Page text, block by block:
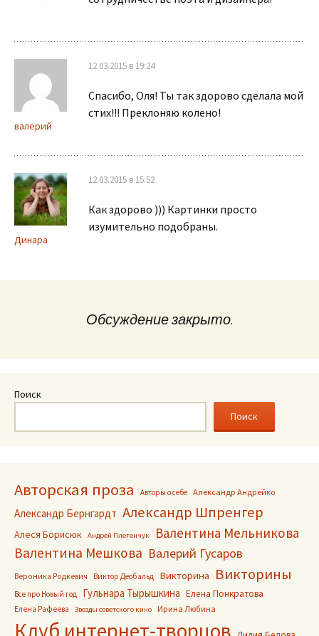
валерий
12.03.2015 в 19:24
Спасибо, Оля! Ты так здорово сделала мой
стих!!! Преклоняю колено!
Динара
12.03.2015 в 15:52
Как здорово ))) Картинки просто
изумительно подобраны.
Обсуждение закрыто.
Поиск
Поиск
Авторская проза Авторы о себе Александр Андрейко
Александр Бернгардт Александр Шпренгер
Алеся Борисюк Андрей Плетенчук
Валентина Мельникова
Валентина Мешкова Валерий Гусаров
Вероника Родкевич Виктор Деобальд Викторина Викторины
Все про Новый год Гульнара Тырышкина Елена Понкратова
Елена Рафеева Звезды советского кино Ирина Любина
Клуб интернет-творцов